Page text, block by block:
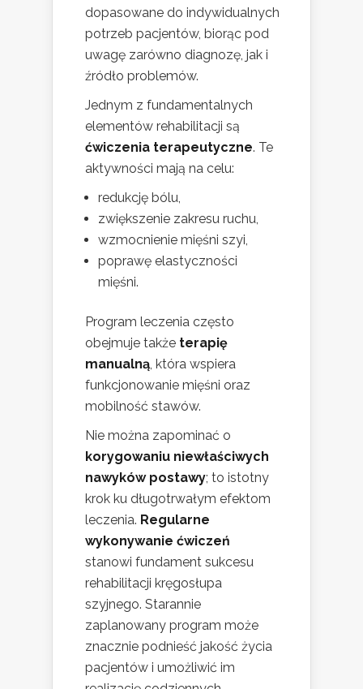
dopasowane do indywidualnych
potrzeb pacjentów, biorąc pod
uwagę zarówno diagnozę, jak i
źródło problemów.
Jednym z fundamentalnych
elementów rehabilitacji są
ćwiczenia terapeutyczne. Te
aktywności mają na celu:
redukcję bólu,
zwiększenie zakresu ruchu,
wzmocnienie mięśni szyi,
poprawę elastyczności
mięśni.
Program leczenia często
obejmuje także terapię
manualną , która wspiera
funkcjonowanie mięśni oraz
mobilność stawów.
Nie można zapominać o
korygowaniu niewłaściwych
nawyków postawy; to istotny
krok ku długotrwałym efektom
leczenia. Regularne
wykonywanie ćwiczeń
stanowi fundament sukcesu
rehabilitacji kręgosłupa
szyjnego. Starannie
zaplanowany program może
znacznie podnieść jakość życia
pacjentów i umożliwić im